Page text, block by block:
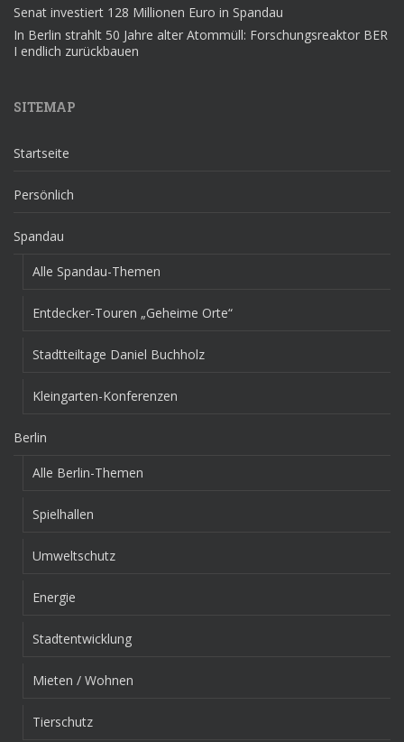
Senat investiert 128 Millionen Euro in Spandau
In Berlin strahlt 50 Jahre alter Atommüll: Forschungsreaktor BER
I endlich zurückbauen
SITEMAP
Startseite
Persönlich
Spandau
Alle Spandau-Themen
Entdecker-Touren „Geheime Orte“
Stadtteiltage Daniel Buchholz
Kleingarten-Konferenzen
Berlin
Alle Berlin-Themen
Spielhallen
Umweltschutz
Energie
Stadtentwicklung
Mieten / Wohnen
Tierschutz